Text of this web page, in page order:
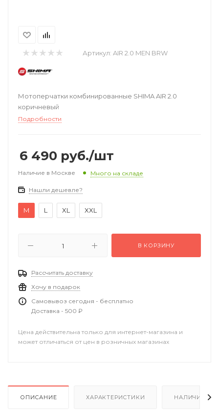
Артикул: AIR 2.0 MEN BRW
Мотоперчатки комбинированные SHIMA AIR 2.0
коричневый
Подробности
6 490 руб./шт
Наличие в Москве Много на складе
Нашли дешевле?
M L XL XXL
В КОРЗИНУ
Рассчитать доставку
Хочу в подарок
Самовывоз сегодня - бесплатно
Доставка - 500 ₽
Цена действительна только для интернет-магазина и
может отличаться от цен в розничных магазинах
ОПИСАНИЕ ХАРАКТЕРИСТИКИ НАЛИЧИЕ